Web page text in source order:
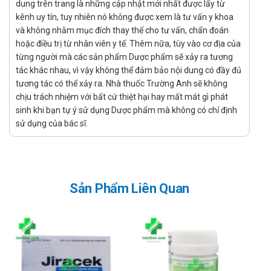
kháng acid, có tác dụng trung hòa acid dạ dày tương tự natri
bicarbonat nhưng tác dụng kéo dài hơn. Ngoài ra, ion calci
giúp làm rắn chắc lớp gel alginate, tăng cường hiệu quả bảo
Tác dụng - Chỉ định của Dimiscon
Tác dụng:
Là loại thuốc được dùng khá phổ biến để giúp cải thiện,
giảm nhẹ các triệu chứng của bệnh lý trào ngược dạ dày
Điều trị triệu chứng trào ngược dạ dày thực quản, nóng rát
Giúp kiểm soát tình trạng tăng tiết acid dạ dày quá mức,
phòng ngừa chứng nóng đau dạ dày và khó tiêu
Giúp điều trị nguyên nhân của triệu chứng, đồng thời hỗ trợ
điều trị viêm dạ dày
dung trên trang là những cập nhật mới nhất được lấy từ
kênh uy tín, tuy nhiên nó không được xem là tư vấn y khoa
và không nhằm mục đích thay thế cho tư vấn, chẩn đoán
hoặc điều trị từ nhân viên y tế. Thêm nữa, tùy vào cơ địa của
từng người mà các sản phẩm Dược phẩm sẽ xảy ra tương
tác khác nhau, vì vậy không thể đảm bảo nội dung có đầy đủ
tương tác có thể xảy ra. Nhà thuốc Trường Anh sẽ không
chịu trách nhiệm với bất cứ thiệt hại hay mất mát gì phát
sinh khi bạn tự ý sử dụng Dược phẩm mà không có chỉ định
sử dụng của bác sĩ.
Sản Phẩm Liên Quan